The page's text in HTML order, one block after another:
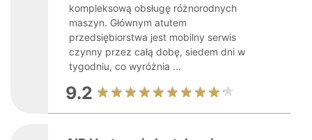
kompleksową obsługę różnorodnych
maszyn. Głównym atutem
przedsiębiorstwa jest mobilny serwis
czynny przez całą dobę, siedem dni w
tygodniu, co wyróżnia ...
9.2